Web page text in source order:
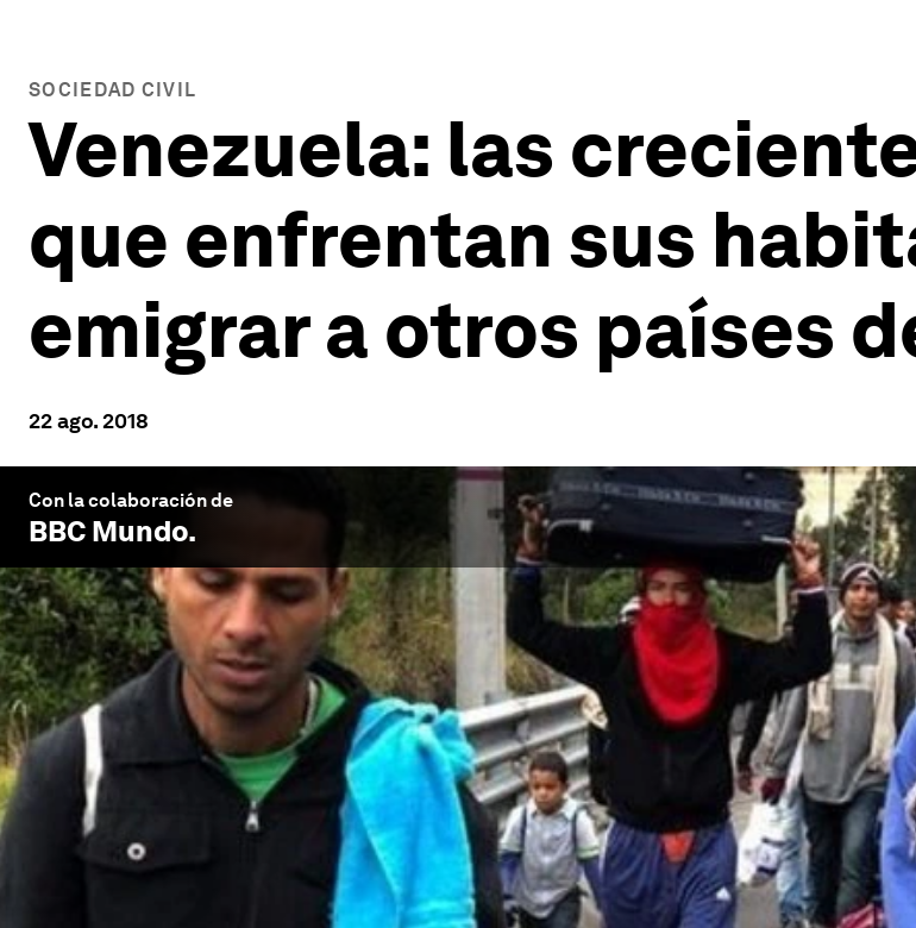
SOCIEDAD CIVIL
Venezuela: las
que enfrentan sus
emigrar a otros países
22 ago. 2018
Con la colaboración de
BBC Mundo.